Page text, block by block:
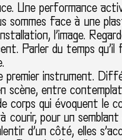
Une performance
sommes face à une
l’image.
Parler du temps
premier instrument.
scène, entre
corps qui évoquent le
courir, pour un
d’un côté, elles